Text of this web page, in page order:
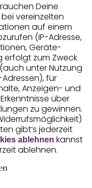
Deine
bei vereinzelten
auf einem
(IP-Adresse,
Geräte-
erfolgt zum Zweck
unter Nutzung
für
Anzeigen- und
über
zu gewinnen.
gibt’s jederzeit
ablehnen kannst
ablehnen.